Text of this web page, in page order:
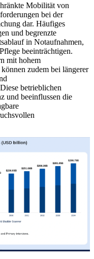
Mobilität von
bei der
dar. Häufiges
und begrenzte
in Notaufnahmen,
beeinträchtigen.
mit hohem
zudem bei längerer
betrieblichen
und beeinflussen die